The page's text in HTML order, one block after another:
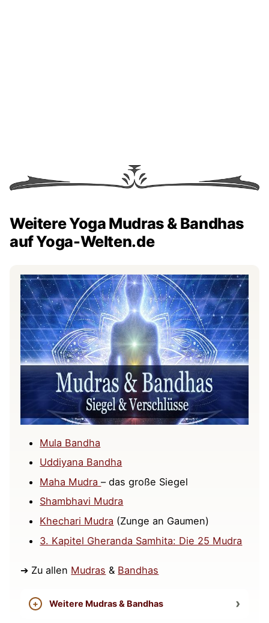
Weitere Yoga Mudras & Bandhas
auf Yoga-Welten.de
Mula Bandha
Uddiyana Bandha
Maha Mudra– das große Siegel
Shambhavi Mudra
Khechari Mudra (Zunge an Gaumen)
3. Kapitel Gheranda Samhita: Die 25 Mudra
➔ Zu allen Mudras & Bandhas
Weitere Mudras & Bandhas